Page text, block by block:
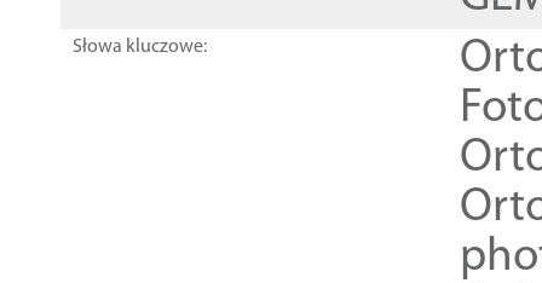
Słowa kluczowe: